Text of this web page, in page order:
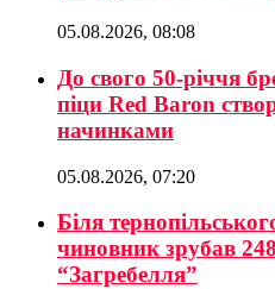
05.08.2026, 08:08
До свого 50-річчя
піци Red Baron
начинками
05.08.2026, 07:20
Біля
чиновник зрубав
“Загребелля”